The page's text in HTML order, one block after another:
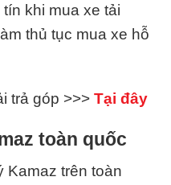
khi mua xe tải
thủ tục mua xe hỗ
trả góp >>> Tại đây
toàn quốc
Kamaz trên toàn